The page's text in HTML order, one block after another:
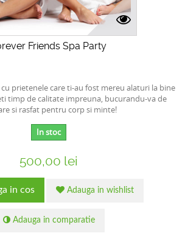
Friends Spa Party
prietenele care ti-au fost mereu alaturi la bine
timp de calitate impreuna, bucurandu-va de
si rasfat pentru corp si minte!
In stoc
500,00 lei
in cos Adauga in wishlist
Adauga in comparatie